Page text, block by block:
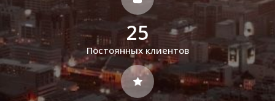
25
Постоянных клиентов